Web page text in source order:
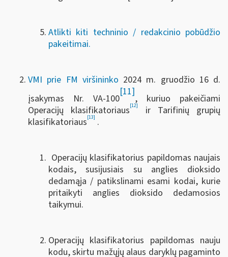
Atlikti kiti techninio / redakcinio pobūdžio
pakeitimai.
VMI prie FM viršininko 2024 m. gruodžio 16 d.
įsakymas Nr. VA-100
[11]
, kuriuo pakeičiami
Operacijų klasifikatoriaus[12]
ir Tarifinių grupių
klasifikatoriaus[13] .
Operacijų klasifikatorius papildomas naujais
kodais, susijusiais su anglies dioksido
dedamąja / patikslinami esami kodai, kurie
pritaikyti anglies dioksido dedamosios
taikymui.
Operacijų klasifikatorius papildomas nauju
kodu, skirtu mažųjų alaus daryklų pagaminto